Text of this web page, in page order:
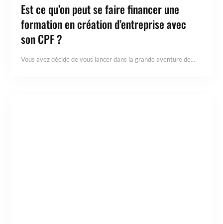
Est ce qu’on peut se faire financer une
formation en création d’entreprise avec
son CPF ?
Vous avez décidé de vous lancer dans la grande aventure de...